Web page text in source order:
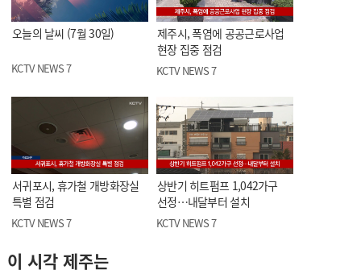
오늘의 날씨 (7월 30일)
KCTV NEWS 7
제주시, 폭염에 공공근로사업
현장 집중 점검
KCTV NEWS 7
서귀포시, 휴가철 개방화장실
특별 점검
KCTV NEWS 7
상반기 히트펌프 1,042가구
선정…내달부터 설치
KCTV NEWS 7
이 시각 제주는